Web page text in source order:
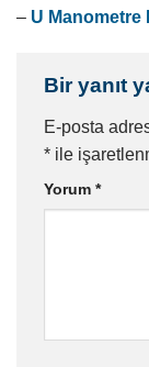
– U Manometre
Bir yanıt
E-posta
* ile
Yorum *